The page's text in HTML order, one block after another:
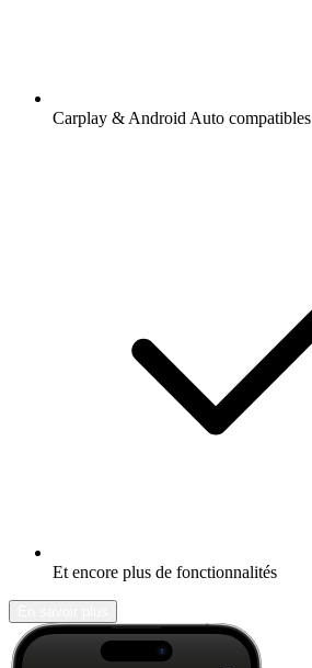
Carplay & Android Auto compatibles
Et encore plus de fonctionnalités